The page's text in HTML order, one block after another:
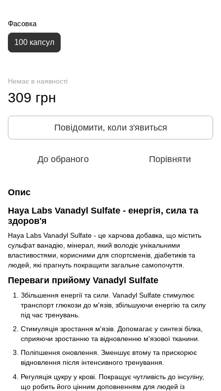
Фасовка
100 капсул
Немає в наявності
309 грн
Повідомити, коли з'явиться
До обраного Порівняти
Опис
Haya Labs Vanadyl Sulfate - енергія, сила та
здоров'я
Haya Labs Vanadyl Sulfate - це харчова добавка, що містить
сульфат ванадію, мінерал, який володіє унікальними
властивостями, корисними для спортсменів, діабетиків та
людей, які прагнуть покращити загальне самопочуття.
Переваги прийому Vanadyl Sulfate
Збільшення енергії та сили. Vanadyl Sulfate стимулює
транспорт глюкози до м'язів, збільшуючи енергію та силу
під час тренувань.
Стимуляція зростання м'язів. Допомагає у синтезі білка,
сприяючи зростанню та відновленню м'язової тканини.
Поліпшення оновлення. Зменшує втому та прискорює
відновлення після інтенсивного тренування.
Регуляція цукру у крові. Покращує чутливість до інсуліну,
що робить його цінним доповненням для людей із